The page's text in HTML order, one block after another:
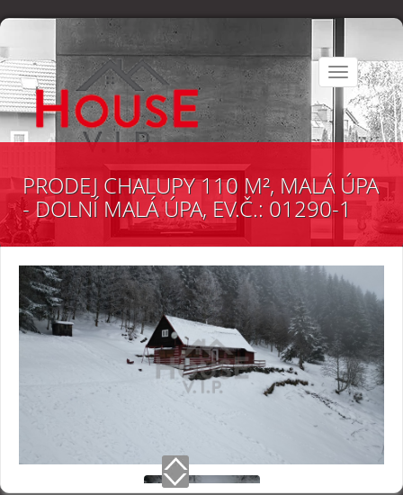
Toggle
navigation
PRODEJ CHALUPY 110 M², MALÁ ÚPA
- DOLNÍ MALÁ ÚPA, EV.Č.: 01290-1